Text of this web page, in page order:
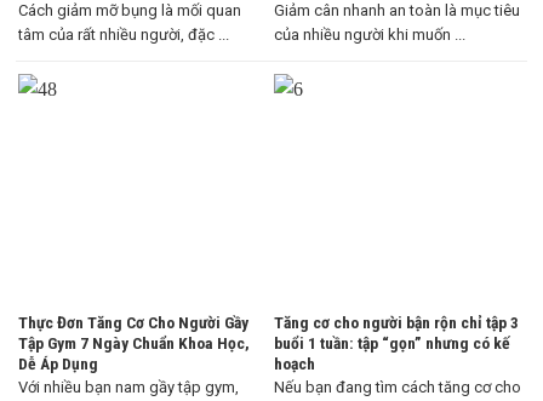
Cách giảm mỡ bụng là mối quan
tâm của rất nhiều người, đặc ...
Giảm cân nhanh an toàn là mục tiêu
của nhiều người khi muốn ...
Thực Đơn Tăng Cơ Cho Người Gầy
Tập Gym 7 Ngày Chuẩn Khoa Học,
Dễ Áp Dụng
Với nhiều bạn nam gầy tập gym,
Tăng cơ cho người bận rộn chỉ tập 3
buổi 1 tuần: tập “gọn” nhưng có kế
hoạch
Nếu bạn đang tìm cách tăng cơ cho